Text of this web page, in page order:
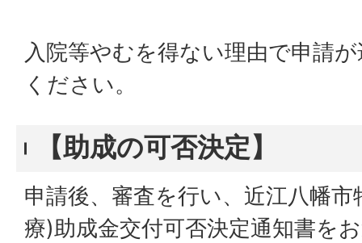
入院等やむを得ない理由で申請
ください。
【助成の可否決定】
申請後、審査を行い、近江八幡
療)助成金交付可否決定通知書を